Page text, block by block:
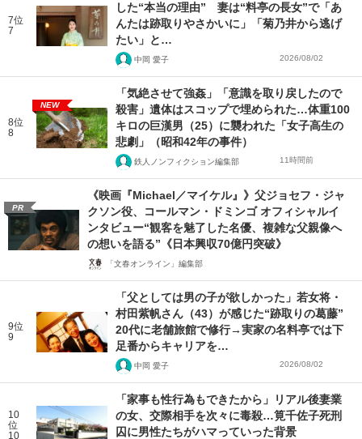
7位
7
した“本当の理由” 妻は“料亭の長女”で「あ
んたは跡取りやさかいに」「菊乃井から逃げ
たい」と…
中岡 愛子 2026/08/02
8位
8
NEW
「気絶させて強姦」「意識を取り戻したので
殺害」遺体はスコップで埋められた…体重100
キロの巨漢男（25）に襲われた「女子高生の
悲劇」（昭和42年の事件）
鉄人ノンフィクション編集部 11時間前
PR
《映画『Michael／マイケル』》父ジョセフ・ジャ
クソン役、コールマン・ドミンゴ オフィシャルイ
ンタビュー“観客を魅了した名優、複雑な父親像へ
の想いを語る”《日本興収70億円突破》
「文春オンライン」編集部
9位
9
「父としては男の子が欲しかった」若女将・
村田紫帆さん（43）が感じた“跡取りの葛藤”
20代に老舗旅館で修行→実家の名料亭では下
足番からキャリアを…
中岡 愛子 2026/08/02
10
位
10
「家事も性行為もできたから」リアル後妻業
の女、交際相手を次々に毒殺…筧千佐子死刑
囚に男性たちがハマっていった背景